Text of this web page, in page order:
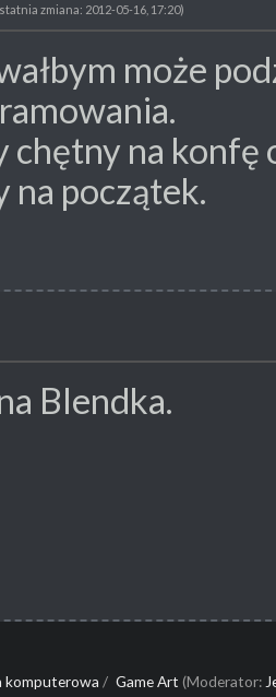
zmiana: 2012-05-16, 17:20)
może
chętny na konfę
na początek.
Blendka.
komputerowa / Game Art (Moderator: